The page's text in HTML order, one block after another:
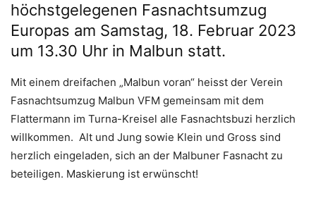
höchstgelegenen Fasnachtsumzug
Europas am Samstag, 18. Februar 2023
um 13.30 Uhr in Malbun statt.
Mit einem dreifachen „Malbun voran“ heisst der Verein
Fasnachtsumzug Malbun VFM gemeinsam mit dem
Flattermann im Turna-Kreisel alle Fasnachtsbuzi herzlich
willkommen. Alt und Jung sowie Klein und Gross sind
herzlich eingeladen, sich an der Malbuner Fasnacht zu
beteiligen. Maskierung ist erwünscht!